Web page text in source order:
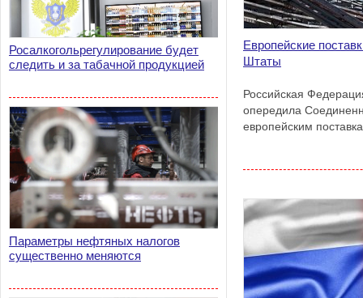
Росалкогольрегулирование будет
следить и за табачной продукцией
Параметры нефтяных налогов
существенно меняются
Европейские
Штаты
Российская
опередила
европейским